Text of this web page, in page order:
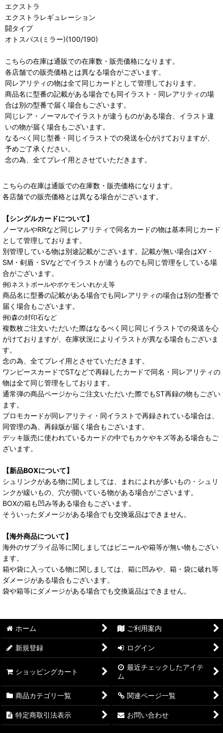
エクストラ
エクストラレギュレーション
闘タイプ
オトスパス(ミラー)(100/190)
こちらの在庫は通販での在庫数・販売価格になります。
各店舗での販売価格とは異なる場合がございます。
同レアリティの物は全て同じカードとして管理しております。
商品名に型番の記載がある場合でも同イラスト・同レアリティの場
合は別の型番で届く場合もございます。
同じレア・ノーマルでイラストが違うものがある場合、イラスト違
いの物が届く場合もございます。
なるべく同じ型番・同じイラストでの発送を心がけておりますが、
予めご了承ください。
念の為、全てプレイ用とさせていただきます。
こちらの在庫は通販での在庫数・販売価格になります。
各店舗での販売価格とは異なる場合がございます。
【シングルカードについて】
ノーマルやRRなど同じレアリティで同名カードの物は基本同じカード
として管理しております。
別管理している物は別途記載がございます。記載が無い場合はXY・
SM・剣盾・SVなどでイラストが違うものでも同じ管理をしている場
合がございます。
例)ネストボールやポケモンいれかえ等
商品名に型番の記載がある場合でも同レアリティの場合は別の型番で
届く場合もございます。
例)森の封印石など
複数枚ご注文いただいた際はなるべく同じ同じイラストでの発送を心
がけておりますが、在庫状況によりイラストが異なる場合もございま
す。
念の為、全てプレイ用とさせていただきます。
ワンピースカードでSTなどで再録したカードで同名・同レアリティの
物は全て同じ管理をしております。
通常弾の商品ページからご注文いただいた際でもST再録の物もござい
ます。
プロモカードが同レアリティ・同イラストで再録されている場合は、
同管理の為、再録版が届く場合もございます。
デッキ販売に使われているカードの中でもカケやキズ等ある場合もご
ざいます。
【新品BOXについて】
シュリンクがある物に関しましては、まれによれが多いもの・シュリ
ンクが緩いもの、穴が開いている物がある場合がございます。
BOXの箱も凹み等ある場合もございます。
そういったダメージがある場合でも交換返品はできません。
【海外商品について】
海外のサプライ品等に関しましてはビニールや箱等が無い物もござい
ます。
箱や袋に入っている物に関しましては、箱に凹みや、箱・袋に破れ等
ダメージがある場合もございます。
袋や箱等にダメージがある場合でも交換返品はできません。
ホーム ご利用案内
新規登録 ログイン
ショッピングカート
最近チェックしたアイテ
ム
商品カテゴリ一覧 関連ページ一覧
特定商取引法表示 お問い合わせ